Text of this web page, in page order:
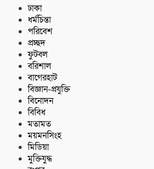
ঢাকা
ধর্মচিন্তা
পরিবেশ
প্রচ্ছদ
ফুটবল
বরিশাল
বাগেরহাট
বিজ্ঞান-প্রযুক্তি
বিনোদন
বিবিধ
মতামত
ময়মনসিংহ
মিডিয়া
মুক্তিযুদ্ধ